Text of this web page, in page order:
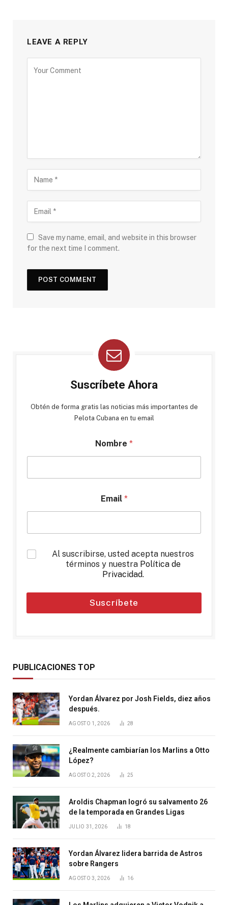
LEAVE A REPLY
Save my name, email, and website in this browser
for the next time I comment.
Suscríbete Ahora
Obtén de forma gratis las noticias más importantes de
Pelota Cubana en tu email
Nombre *
Email *
*
Al suscribirse, usted acepta nuestros
términos y nuestra Política de
Privacidad.
Suscríbete
PUBLICACIONES TOP
Yordan Álvarez por Josh Fields, diez años
después.
AGOSTO 1, 2026 28
¿Realmente cambiarían los Marlins a Otto
López?
AGOSTO 2, 2026 25
Aroldis Chapman logró su salvamento 26
de la temporada en Grandes Ligas
JULIO 31, 2026 18
Yordan Álvarez lidera barrida de Astros
sobre Rangers
AGOSTO 3, 2026 16